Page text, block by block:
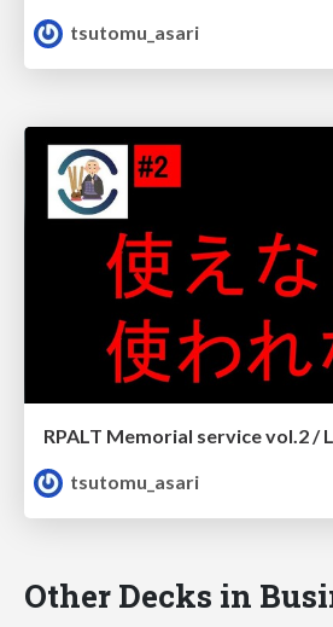
tsutomu_asari
tsutomu_asari
Other Decks in